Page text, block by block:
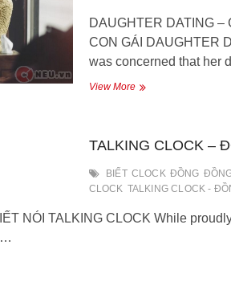
DAUGHTER DATING
CON GÁI DAUGHTER
was concerned that her
View MoreDAUGHTER
HẸN
YÊU
ĐƯƠNG
CON
TALKING CLOCK –
BIẾT CLOCK ĐỒNG
CLOCK TALKING CLOCK -
NÓI TALKING CLOCK While